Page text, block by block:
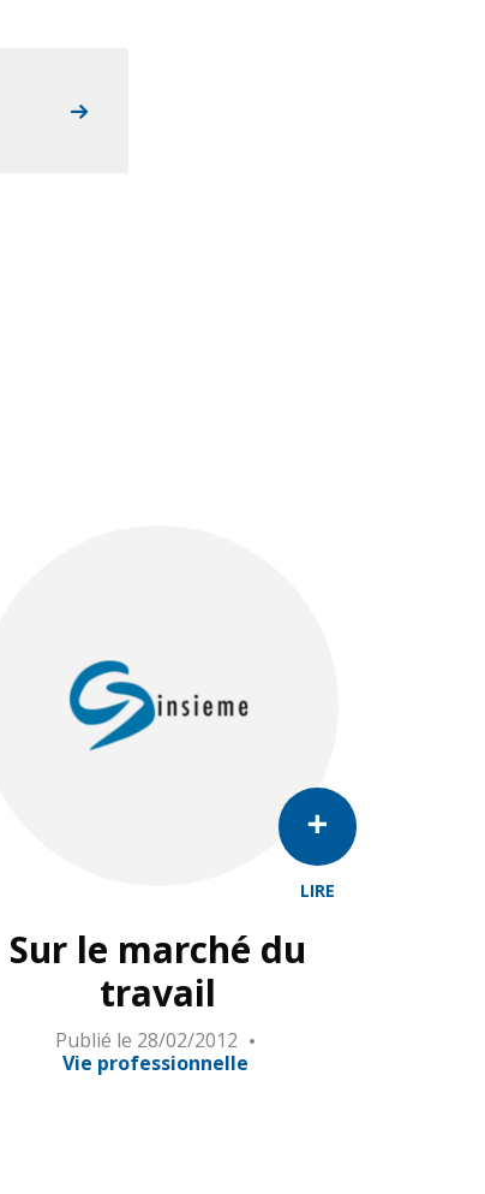
LIRE
Sur le marché du
travail
Publié le 28/02/2012
Vie professionnelle